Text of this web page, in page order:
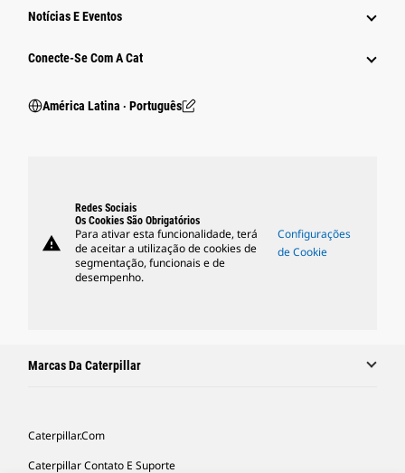
Notícias E Eventos
Conecte-Se Com A Cat
América Latina ‧ Português
warning
Redes Sociais
Os Cookies São Obrigatórios
Para ativar esta funcionalidade, terá
de aceitar a utilização de cookies de
segmentação, funcionais e de
desempenho.
Configurações
de Cookie
Marcas Da Caterpillar
Caterpillar.com
Caterpillar Contato E Suporte